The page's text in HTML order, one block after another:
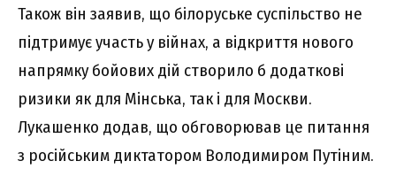
Також він заявив, що білоруське суспільство не
підтримує участь у війнах, а відкриття нового
напрямку бойових дій створило б додаткові
ризики як для Мінська, так і для Москви.
Лукашенко додав, що обговорював це питання
з російським диктатором Володимиром Путіним.